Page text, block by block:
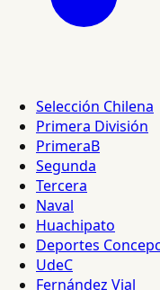
Selección Chilena
Primera División
PrimeraB
Segunda
Tercera
Naval
Huachipato
Deportes
UdeC
Fernández Vial